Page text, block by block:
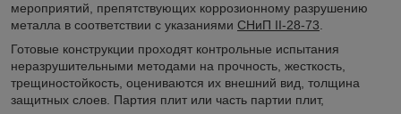
мероприятий, препятствующих коррозионному разрушению
металла в соответствии с указаниями СНиП II-28-73.
Готовые конструкции проходят контрольные испытания
неразрушительными методами на прочность, жесткость,
трещиностойкость, оцениваются их внешний вид, толщина
защитных слоев. Партия плит или часть партии плит,